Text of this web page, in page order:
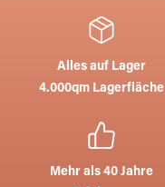
Alles auf Lager
4.000qm Lagerfläche
Mehr als 40 Jahre